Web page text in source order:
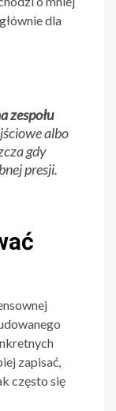
dla
zespołu
albo
gdy
presji.
zapisać,
często się